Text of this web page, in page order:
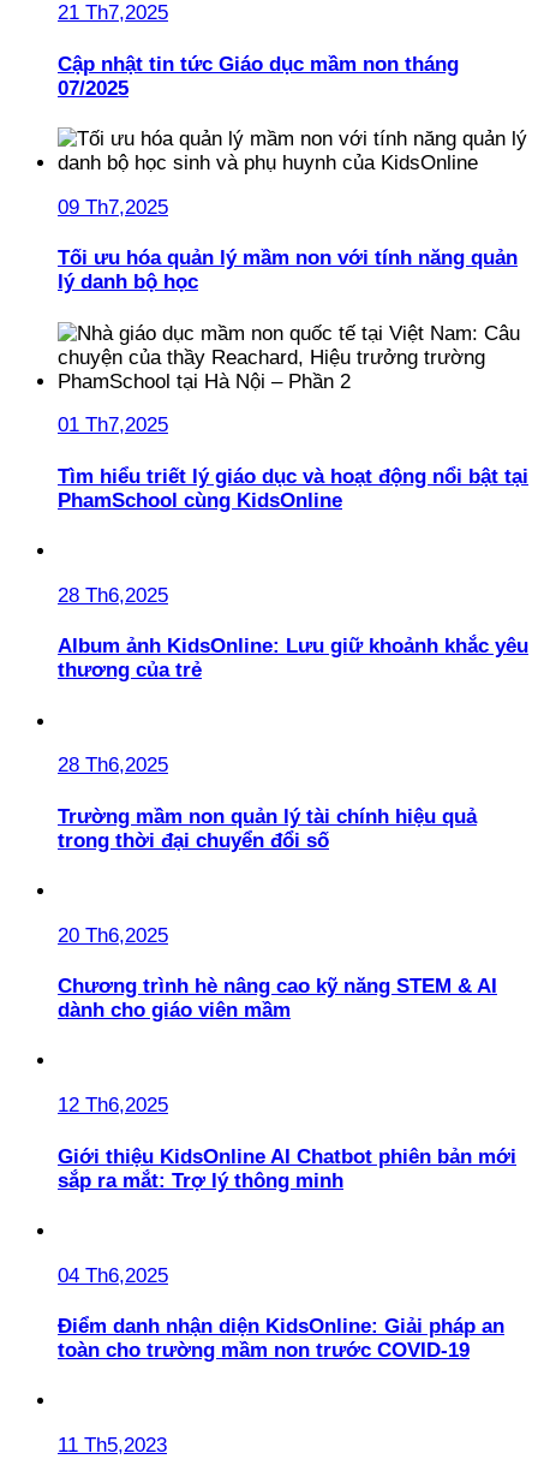
21 Th7,2025
Cập nhật tin tức Giáo dục mầm non tháng
07/2025
09 Th7,2025
Tối ưu hóa quản lý mầm non với tính năng quản
lý danh bộ học
01 Th7,2025
Tìm hiểu triết lý giáo dục và hoạt động nổi bật tại
PhamSchool cùng KidsOnline
28 Th6,2025
Album ảnh KidsOnline: Lưu giữ khoảnh khắc yêu
thương của trẻ
28 Th6,2025
Trường mầm non quản lý tài chính hiệu quả
trong thời đại chuyển đổi số
20 Th6,2025
Chương trình hè nâng cao kỹ năng STEM & AI
dành cho giáo viên mầm
12 Th6,2025
Giới thiệu KidsOnline AI Chatbot phiên bản mới
sắp ra mắt: Trợ lý thông minh
04 Th6,2025
Điểm danh nhận diện KidsOnline: Giải pháp an
toàn cho trường mầm non trước COVID-19
11 Th5,2023